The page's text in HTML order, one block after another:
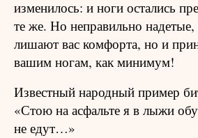
изменилось: и ноги остались
те же. Но неправильно надетые,
лишают вас комфорта, но и
вашим ногам, как минимум!
Известный народный пример
«Стою на асфальте я в лыжи
не едут…»